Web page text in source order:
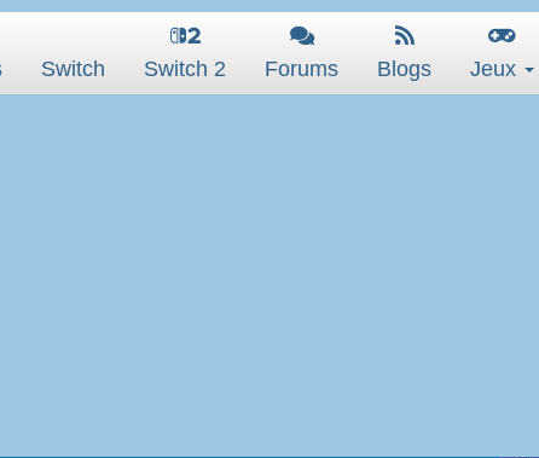
Switch Switch 2 Forums Blogs Jeux